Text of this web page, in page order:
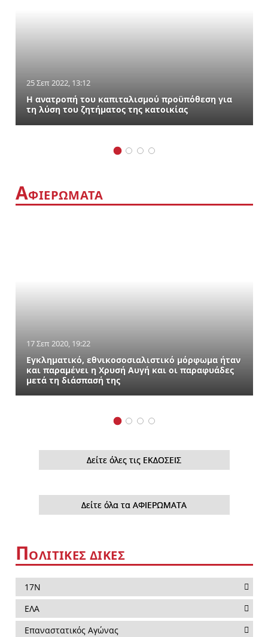
25 Σεπ 2022, 13:12
Η ανατροπή του καπιταλισμού προϋπόθεση για
τη λύση του ζητήματος της κατοικίας
ΑΦΙΕΡΩΜΑΤΑ
17 Σεπ 2020, 19:22
Εγκληματικό, εθνικοσοσιαλιστικό μόρφωμα ήταν
και παραμένει η Χρυσή Αυγή και οι παραφυάδες
μετά τη διάσπασή της
Δείτε όλες τις ΕΚΔΟΣΕΙΣ
Δείτε όλα τα ΑΦΙΕΡΩΜΑΤΑ
ΠΟΛΙΤΙΚΕΣ ΔΙΚΕΣ
17Ν
ΕΛΑ
Επαναστατικός Αγώνας